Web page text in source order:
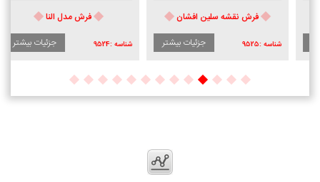
فرش نقشه سلین افشان
شناسه :9525 جزئیات بیشتر
فرش مدل النا
شناسه :9524 جزئیات بیشتر